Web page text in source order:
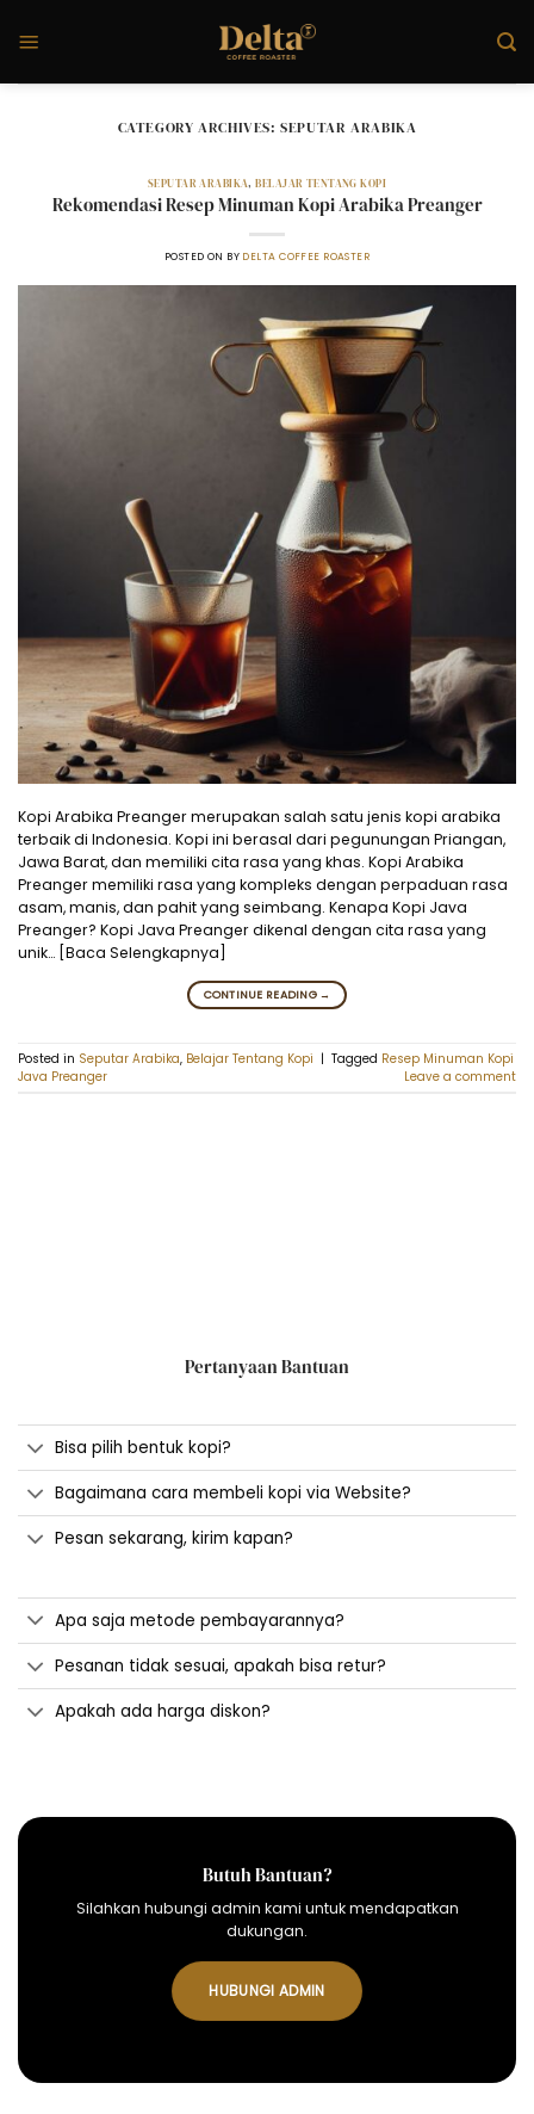
content
CATEGORY ARCHIVES:SEPUTAR ARABIKA
SEPUTAR ARABIKA,BELAJAR TENTANG KOPI
Rekomendasi Resep Minuman Kopi Arabika Preanger
POSTED ON BY DELTA COFFEE ROASTER
Kopi Arabika Preanger merupakan salah satu jenis kopi arabika
terbaik di Indonesia. Kopi ini berasal dari pegunungan Priangan,
Jawa Barat, dan memiliki cita rasa yang khas. Kopi Arabika
Preanger memiliki rasa yang kompleks dengan perpaduan rasa
asam, manis, dan pahit yang seimbang. Kenapa Kopi Java
Preanger? Kopi Java Preanger dikenal dengan cita rasa yang
unik… [Baca Selengkapnya]
CONTINUE READING →
Posted in Seputar Arabika Belajar Tentang Kopi | Tagged Resep Minuman Kopi
Java Preanger
Leave a comment
Pertanyaan Bantuan
Bisa pilih bentuk kopi?
Bagaimana cara membeli kopi via Website?
Pesan sekarang, kirim kapan?
Apa saja metode pembayarannya?
Pesanan tidak sesuai, apakah bisa retur?
Apakah ada harga diskon?
Butuh Bantuan?
Silahkan hubungi admin kami untuk mendapatkan
dukungan.
HUBUNGI ADMIN